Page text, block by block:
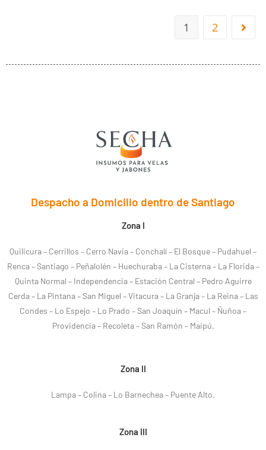
1 2
Despacho a Domicilio dentro de Santiago
Zona I
Quilicura – Cerrillos – Cerro Navia – Conchalí – El Bosque – Pudahuel –
Renca – Santiago – Peñalolén – Huechuraba – La Cisterna – La Florida –
Quinta Normal – Independencia – Estación Central – Pedro Aguirre
Cerda – La Pintana – San Miguel – Vitacura – La Granja – La Reina – Las
Condes – Lo Espejo – Lo Prado – San Joaquín – Macul – Ñuñoa –
Providencia – Recoleta – San Ramón – Maipú.
Zona II
Lampa – Colina – Lo Barnechea – Puente Alto.
Zona III